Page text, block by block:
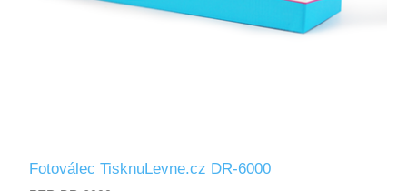
Fotoválec TisknuLevne.cz DR-6000